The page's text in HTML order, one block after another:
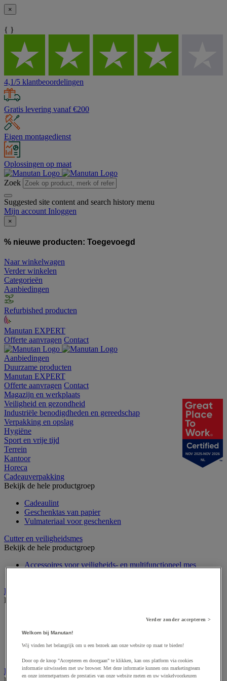
×
{ }
4,1/5 klantbeoordelingen
Gratis levering vanaf €200
Eigen montagedienst
Oplossingen op maat
Zoek
Suggested site content and search history menu
Mijn account Inloggen
×
% nieuwe producten: Toegevoegd
Naar winkelwagen
Verder winkelen
Categorieën
Aanbiedingen
Refurbished producten
Manutan EXPERT
Offerte aanvragen Contact
Aanbiedingen
Duurzame producten
Manutan EXPERT
Offerte aanvragen Contact
Magazijn en werkplaats
Veiligheid en gezondheid
Industriële benodigdheden en gereedschap
Verpakking en opslag
Hygiëne
Sport en vrije tijd
Terrein
Kantoor
Horeca
Cadeauverpakking
Bekijk de hele productgroep
Cadeaulint
Geschenktas van papier
Vulmateriaal voor geschenken
Cutter en veiligheidsmes
Bekijk de hele productgroep
Accessoires voor veiligheids- en multifunctioneel mes
Dozen, enveloppen en postpakketten
Bekijk de hele productgroep
Houten kist
Kartonnen palletdozen
Etiketten en markering
NOV 2025-NOV 2026
NL
Verder zonder accepteren >
Welkom bij Manutan!
Wij vinden het belangrijk om u een bezoek aan onze website op maat te bieden!
Door op de knop "Accepteren en doorgaan" te klikken, kan ons platform via cookies
informatie uitwisselen met uw browser. Met deze informatie kunnen ons marketingteam
en onze internetpartners de prestaties van onze website meten en uw winkelvoorkeuren